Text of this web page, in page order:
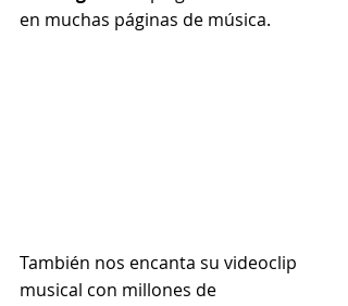
en muchas páginas de música.
También nos encanta su videoclip
musical con millones de